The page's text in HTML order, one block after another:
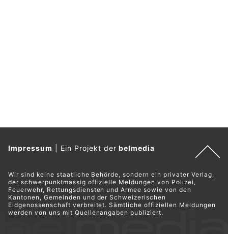
Impressum Ein Projekt derbelmedia
Wir sind keine staatliche Behörde, sondern ein privater Verlag,
der schwerpunktmässig offizielle Meldungen von Polizei,
Feuerwehr, Rettungsdiensten und Armee sowie von den
Kantonen, Gemeinden und der Schweizerischen
Eidgenossenschaft verbreitet. Sämtliche offiziellen Meldungen
werden von uns mit Quellenangaben publiziert.